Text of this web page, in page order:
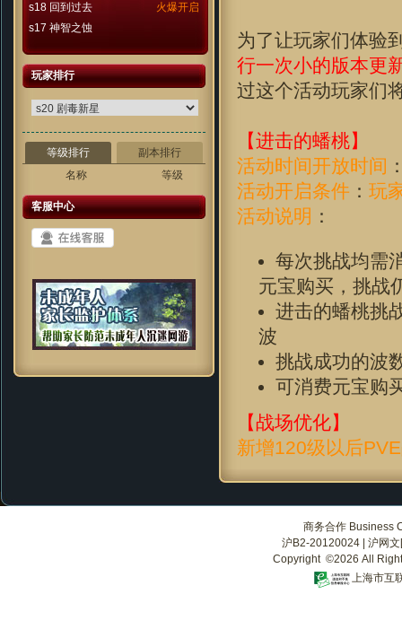
火爆开启
s18 回到过去
s17 神智之蚀
玩家排行
等级排行
副本排行
名称
等级
客服中心
为了让玩家们体验
行一次小的版本更
过这个活动玩家们
【进击的蟠桃】
活动时间开放时间
活动开启条件 ： 玩
活动说明 ：
每次挑战均需
元宝购买，挑战
进击的蟠桃挑
波
挑战成功的波
可消费元宝购
【战场优化】
新增120级以后
商务合作 Business
沪B2-20120024
沪网
Copyright ©2026 All
上海市互